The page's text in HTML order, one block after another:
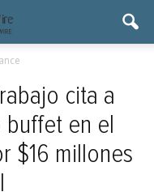
cita a
en el
$16 millones